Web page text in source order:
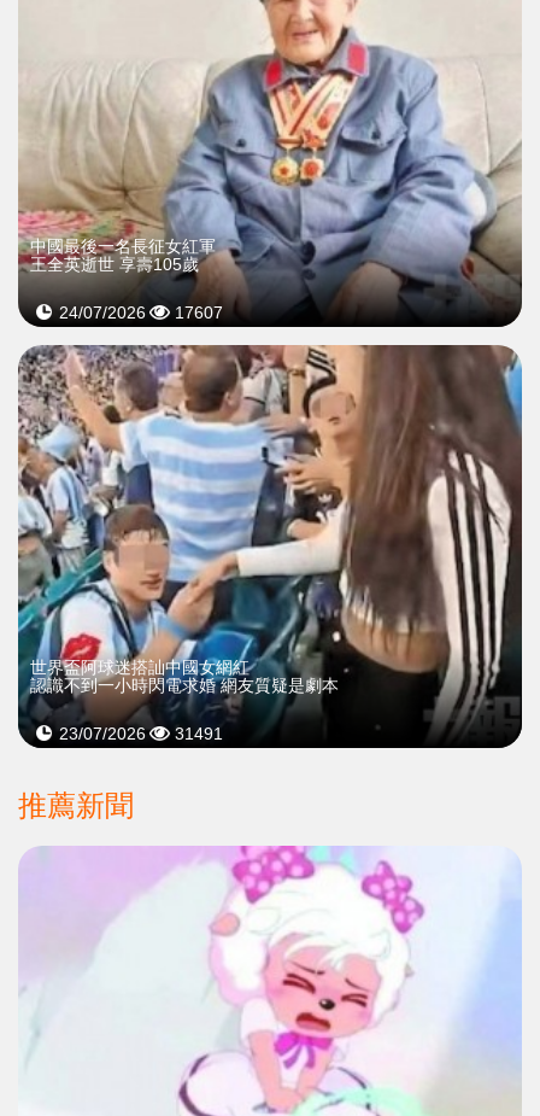
中國最後一名長征女紅軍
王全英逝世 享壽105歲
24/07/2026 17607
世界盃阿球迷搭訕中國女網紅
認識不到一小時閃電求婚 網友質疑是劇本
23/07/2026 31491
推薦新聞